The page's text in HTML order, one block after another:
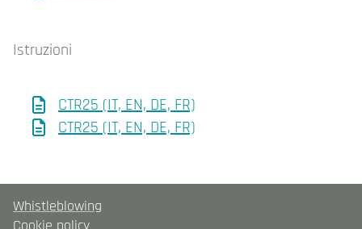
Istruzioni
CTR25 (IT, EN, DE, FR)
CTR25 (IT, EN, DE, FR)
Whistleblowing
Cookie policy